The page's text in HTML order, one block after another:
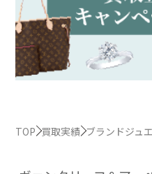
TOP 買取実績 ブランドジュ